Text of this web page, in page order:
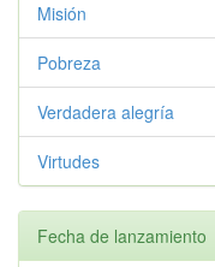
Misión
Pobreza
Verdadera alegría
Virtudes
Fecha de lanzamiento